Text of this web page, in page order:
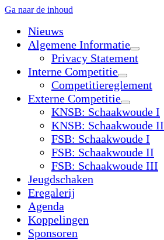
Ga naar de inhoud
Nieuws
Algemene Informatie
open
dropdown
Privacy Statement
Interne Competitie
open
dropdown
Competitiereglement
Externe Competitie
open
dropdown
menu
KNSB: Schaakwoude I
KNSB: Schaakwoude II
FSB: Schaakwoude I
FSB: Schaakwoude II
FSB: Schaakwoude III
Jeugdschaken
Eregalerij
Agenda
Koppelingen
Sponsoren